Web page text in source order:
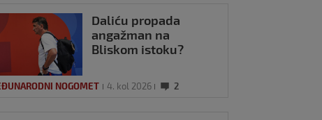
Daliću propada
angažman na
Bliskom istoku?
NOGOMET 4. kol 2026 2